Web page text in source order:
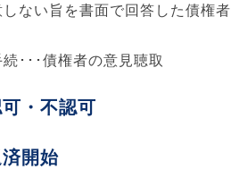
しない旨を書面で回答した債
･･･債権者の意見聴取
・不認可
開始